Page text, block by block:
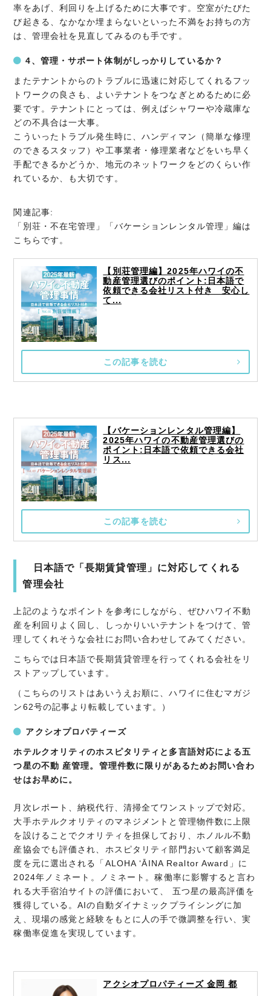
率をあげ、利回りを上げるために大事です。空室がたびた
び起きる、なかなか埋まらないといった不満をお持ちの方
は、管理会社を見直してみるのも手です。
4、管理・サポート体制がしっかりしているか？
またテナントからのトラブルに迅速に対応してくれるフッ
トワークの良さも、よいテナントをつなぎとめるために必
要です。テナントにとっては、例えばシャワーや冷蔵庫な
どの不具合は一大事。
こういったトラブル発生時に、ハンディマン（簡単な修理
のできるスタッフ）や工事業者・修理業者などをいち早く
手配できるかどうか、地元のネットワークをどのくらい作
れているか、も大切です。
関連記事:
「別荘・不在宅管理」「バケーションレンタル管理」編は
こちらです。
【別荘管理編】2025年ハワイの不
動産管理選びのポイント:日本語で
依頼できる会社リスト付き 安心し
て...
この記事を読む
【バケーションレンタル管理編】
2025年ハワイの不動産管理選びの
ポイント:日本語で依頼できる会社
リス...
この記事を読む
日本語で「長期賃貸管理」に対応してくれる
管理会社
上記のようなポイントを参考にしながら、ぜひハワイ不動
産を利回りよく回し、しっかりいいテナントをつけて、管
理してくれそうな会社にお問い合わせしてみてください。
こちらでは日本語で長期賃貸管理を行ってくれる会社をリ
ストアップしています。
（こちらのリストはあいうえお順に、ハワイに住むマガジ
ン62号の記事より転載しています。）
アクシオプロパティーズ
ホテルクオリティのホスピタリティと多言語対応による五
つ星の不動 産管理。管理件数に限りがあるためお問い合わ
せはお早めに。
月次レポート、納税代行、清掃全てワンストップで対応。
大手ホテルクオリティのマネジメントと管理物件数に上限
を設けることでクオリティを担保しており、ホノルル不動
産協会でも評価され、ホスピタリティ部門おいて顧客満足
度を元に選出される「ALOHA ʻĀINA Realtor Award」に
2024年ノミネート。ノミネート。稼働率に影響すると言わ
れる大手宿泊サイトの評価において、 五つ星の最高評価を
獲得している。AIの自動ダイナミックプライシングに加
え、現場の感覚と経験をもとに人の手で微調整を行い、実
稼働率促進を実現しています。
アクシオプロパティーズ 金岡 都